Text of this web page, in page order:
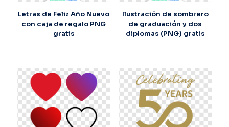
Letras de Feliz Año Nuevo
con caja de regalo PNG
gratis
Ilustración de sombrero
de graduación y dos
diplomas (PNG) gratis